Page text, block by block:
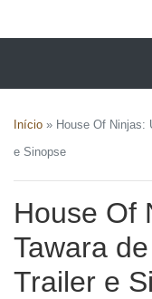
Início » House Of Ninjas:
e Sinopse
House Of
Tawara
Trailer e